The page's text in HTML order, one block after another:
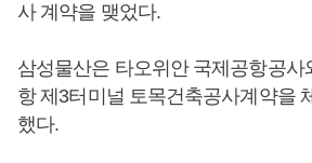
사 계약을 맺었다.
삼성물산은 타오위안 국제공항공사
항 제3터미널 토목건축공사계약을
했다.